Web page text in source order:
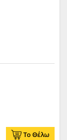
Το Θέλω